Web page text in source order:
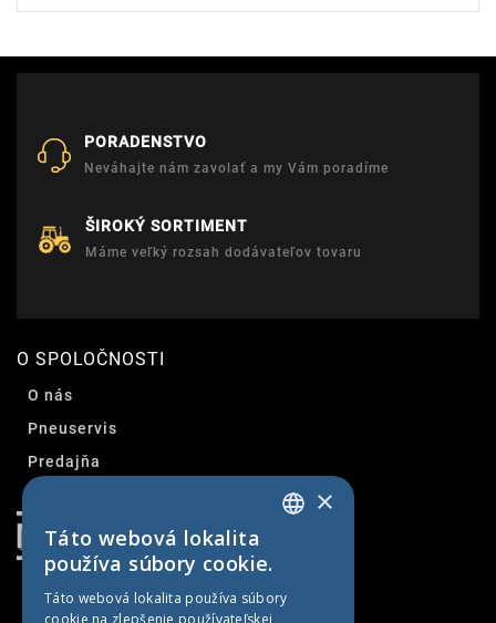
PORADENSTVO
Neváhajte nám zavolať a my Vám poradíme
ŠIROKÝ SORTIMENT
Máme veľký rozsah dodávateľov tovaru
O SPOLOČNOSTI
O nás
Pneuservis
Predajňa
SLOVAK
GERMAN
×
Táto webová lokalita
používa súbory cookie.
Táto webová lokalita používa súbory
cookie na zlepšenie používateľskej